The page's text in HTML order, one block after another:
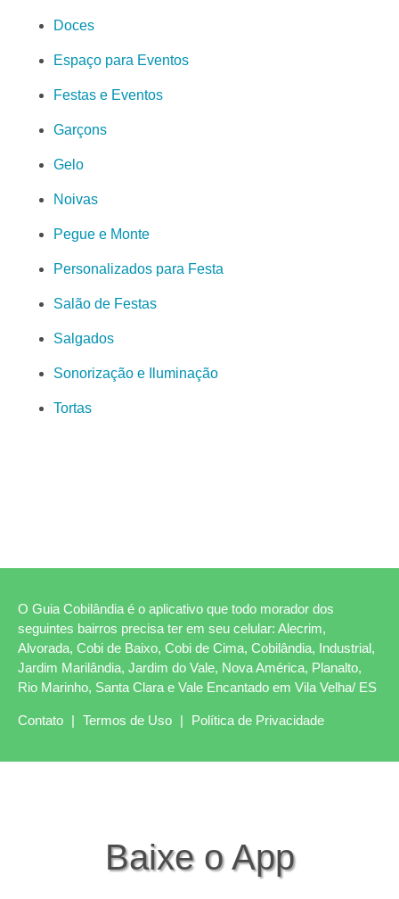
Doces
Espaço para Eventos
Festas e Eventos
Garçons
Gelo
Noivas
Pegue e Monte
Personalizados para Festa
Salão de Festas
Salgados
Sonorização e Iluminação
Tortas
O Guia Cobilândia é o aplicativo que todo morador dos
seguintes bairros precisa ter em seu celular: Alecrim,
Alvorada, Cobi de Baixo, Cobi de Cima, Cobilândia, Industrial,
Jardim Marilândia, Jardim do Vale, Nova América, Planalto,
Rio Marinho, Santa Clara e Vale Encantado em Vila Velha/ ES
Contato | Termos de Uso | Política de Privacidade
Baixe o App